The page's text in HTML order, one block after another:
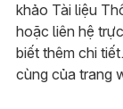
khảo Tài liệu
hoặc liên hệ
biết thêm chi
cùng của trang